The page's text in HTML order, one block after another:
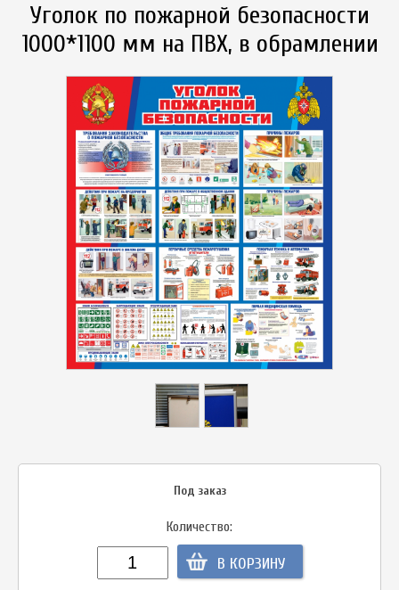
Уголок по пожарной безопасности
1000*1100 мм на ПВХ, в обрамлении
Под заказ
Количество:
В КОРЗИНУ